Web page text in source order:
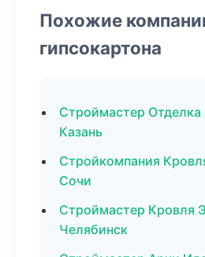
Похожие
гипсокартона
Строймастер
Казань
Стройкомпания
Сочи
Строймастер Кровля
Челябинск